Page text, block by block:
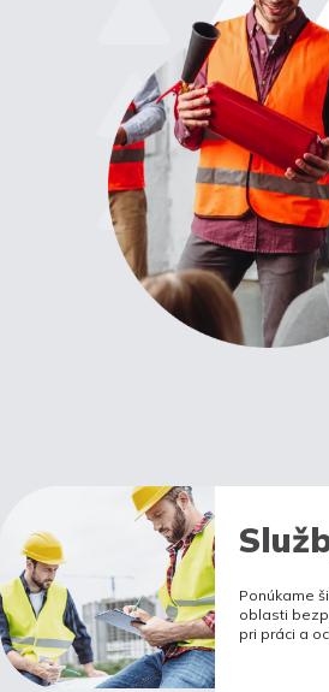
Ponúkame
oblasti
pri práci a